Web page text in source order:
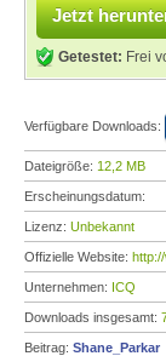
Jetzt
Getestet: Frei
Verfügbare Downloads:
Dateigröße: 12,2 MB
Erscheinungsdatum:
Lizenz: Unbekannt
Offizielle Website:
Unternehmen: ICQ
Downloads insgesamt:
Beitrag: Shane_Parkar